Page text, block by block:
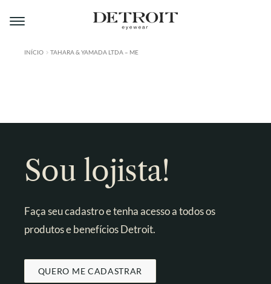
Pular
para
Pular
para
A MONTMARTRE
CONTATO
INÍCIO TAHARA & YAMADA LTDA – ME
Sou lojista!
Faça seu cadastro e tenha acesso a todos os
produtos e benefícios Detroit.
QUERO ME CADASTRAR